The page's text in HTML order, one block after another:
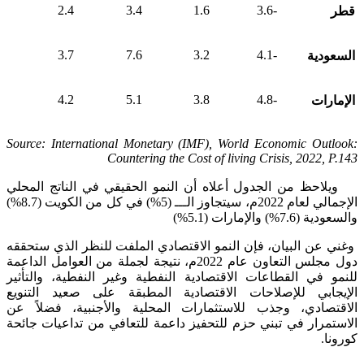
قطر -3.6
1.6
3.4
2.4
السعودية -4.1
3.2
7.6
3.7
الإمارات -4.8
3.8
5.1
4.2
Source: International Monetary (IMF), World Economic Outlook:
Countering the Cost of living Crisis, 2022, P.143
ويلاحظ من الجدول أعلاه أن النمو الحقيقي في الناتج المحلي
الإجمالي لعام 2022م، سيتجاوز الـــ (5%) في كل من الكويت (8.7%)
والسعودية (7.6%) والإمارات (5.1%)
وغني عن البيان، فإن النمو الاقتصادي الملفت للنظر الذي ستحققه
دول مجلس التعاون عام 2022م، نتيجة لجملة من العوامل الداعمة
للنمو في القطاعات الاقتصادية النفطية وغير النفطية، والتأثير
الإيجابي للإصلاحات الاقتصادية المطبقة على صعيد التنويع
الاقتصادي، وجذب للاستثمارات المحلية والأجنبية، فضلاً عن
الاستمرار في تبني حزم للتحفيز داعمة للتعافي من تداعيات جائحة
كورونا.